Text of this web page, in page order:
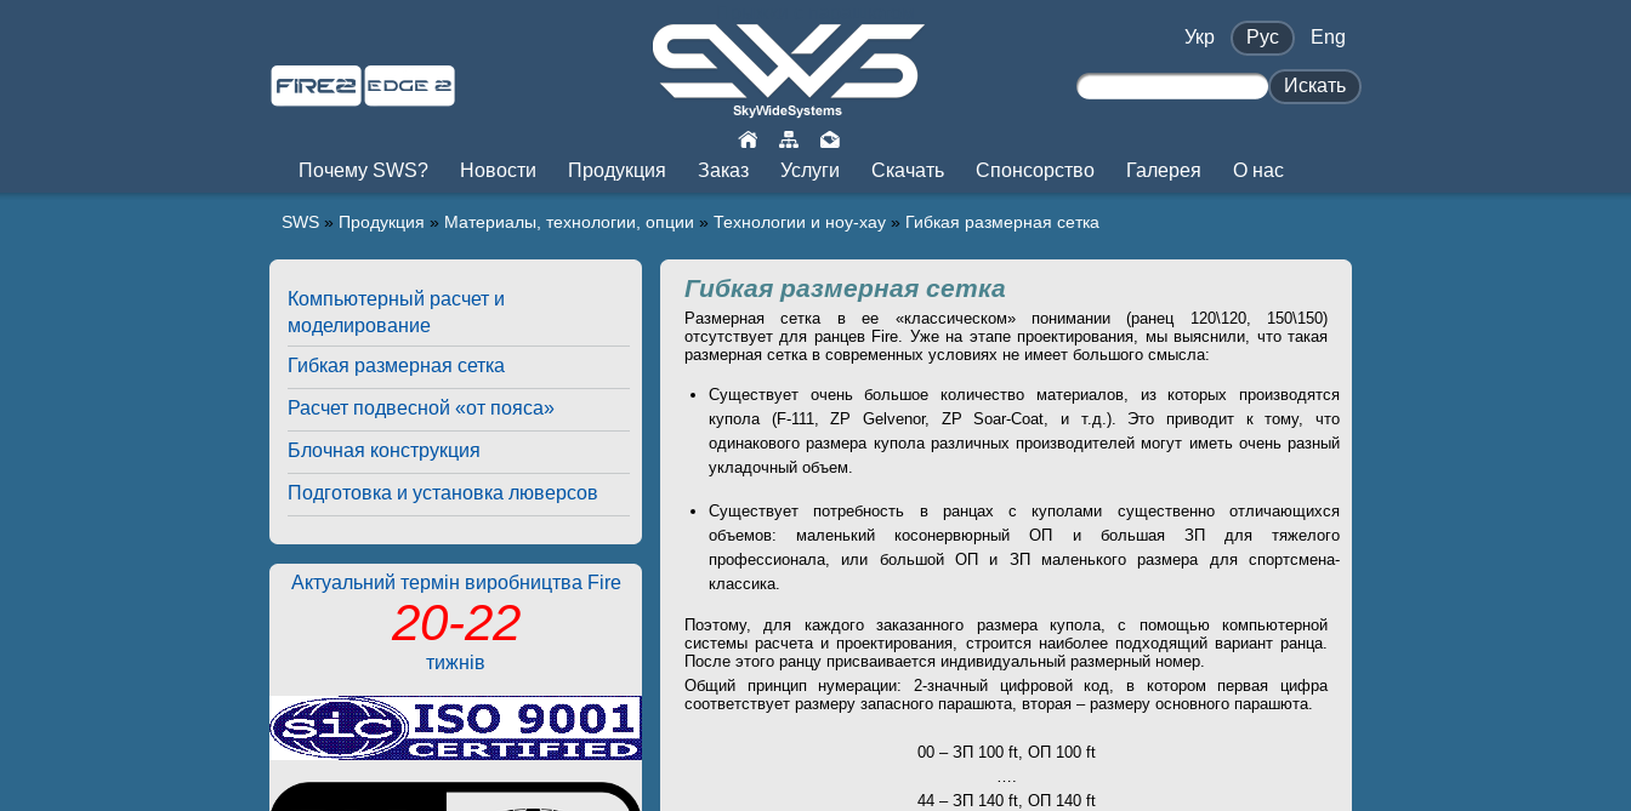
Укр
Pус Eng
Искать
Почему SWS? Новости Продукция Заказ Услуги Скачать Спонсорство Галерея О нас
SWS » Продукция » Материалы, технологии, опции » Технологии и ноу-хау » Гибкая размерная сетка
Компьютерный расчет и
моделирование
Гибкая размерная сетка
Расчет подвесной «от пояса»
Блочная конструкция
Подготовка и установка люверсов
Актуальний термін виробництва Fire
20-22
тижнів
Гибкая размерная сетка
Размерная сетка в ее «классическом» понимании (ранец 120\120, 150\150)
отсутствует для ранцев Fire. Уже на этапе проектирования, мы выяснили, что такая
размерная сетка в современных условиях не имеет большого смысла:
Существует очень большое количество материалов, из которых производятся
купола (F-111, ZP Gelvenor, ZP Soar-Coat, и т.д.). Это приводит к тому, что
одинакового размера купола различных производителей могут иметь очень разный
укладочный объем.
Существует потребность в ранцах с куполами существенно отличающихся
объемов: маленький косонервюрный ОП и большая ЗП для тяжелого
профессионала, или большой ОП и ЗП маленького размера для спортсмена-
классика.
Поэтому, для каждого заказанного размера купола, с помощью компьютерной
системы расчета и проектирования, строится наиболее подходящий вариант ранца.
После этого ранцу присваивается индивидуальный размерный номер.
Общий принцип нумерации: 2-значный цифровой код, в котором первая цифра
соответствует размеру запасного парашюта, вторая – размеру основного парашюта.
00 – ЗП 100 ft, OП 100 ft
….
44 – ЗП 140 ft, OП 140 ft